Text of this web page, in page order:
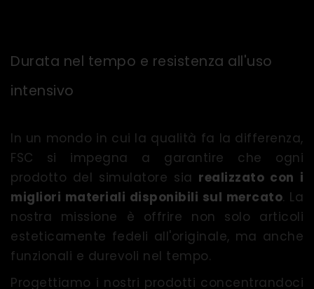
Durata nel tempo e resistenza all'uso
intensivo
In un mondo in cui la qualità fa la differenza,
FSC si impegna a garantire che ogni
prodotto del simulatore sia realizzato con i
migliori materiali disponibili sul mercato. La
nostra missione è offrire non solo articoli
esteticamente fedeli all'originale, ma anche
funzionali e durevoli nel tempo.
Progettiamo i nostri prodotti concentrandoci